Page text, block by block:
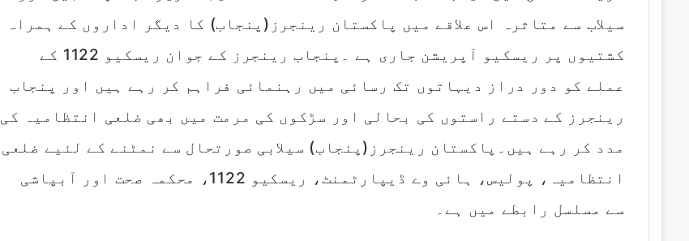
سیلاب سے متاثرہ اس علاقے میں پاکستان رینجرز(پنجاب) کا دیگر اداروں کے ہمراہ
کشتیوں پر ریسکیو آپریشن جاری ہے ۔پنجاب رینجرز کے جوان ریسکیو 1122 کے
عملے کو دور دراز دیہاتوں تک رسائی میں رہنمائی فراہم کر رہے ہیں اور پنجاب
رینجرز کے دستے راستوں کی بحالی اور سڑکوں کی مرمت میں بھی ضلعی انتظامیہ کی
مدد کر رہے ہیں۔پاکستان رینجرز(پنجاب) سیلابی صورتحال سے نمٹنے کے لئیے ضلعی
انتظامیہ، پولیس، ہائی وے ڈیپارٹمنٹ، ریسکیو 1122، محکمہ صحت اور آبپاشی
سے مسلسل رابطے میں ہے۔